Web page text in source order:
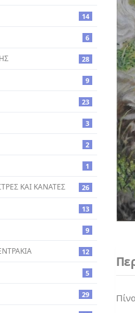
14
6
28
9
23
3
2
1
ΚΑΙ ΚΑΝΑΤΕΣ 26
13
9
12
5
29